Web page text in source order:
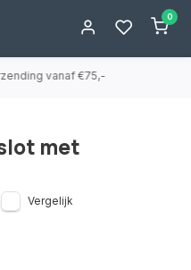
0
vanaf €75,-
met
Vergelijk